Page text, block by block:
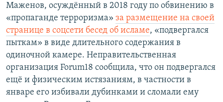
Маженов, осуждённый в 2018 году по обвинению в
«пропаганде терроризма» за размещение на своей
странице в соцсети бесед об исламе, «подвергался
пыткам» в виде длительного содержания в
одиночной камере. Неправительственная
организация Forum18 сообщила, что он подвергался
ещё и физическим истязаниям, в частности в
январе его избивали дубинками и сломали ему